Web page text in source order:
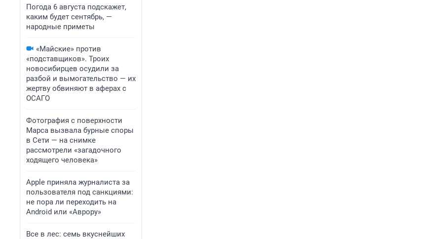
Погода 6 августа подскажет,
каким будет сентябрь, —
народные приметы
«Майские» против
«подставщиков». Троих
новосибирцев осудили за
разбой и вымогательство — их
жертву обвиняют в аферах с
ОСАГО
Фотография с поверхности
Марса вызвала бурные споры
в Сети — на снимке
рассмотрели «загадочного
ходящего человека»
Apple приняла журналиста за
пользователя под санкциями:
не пора ли переходить на
Android или «Аврору»
Все в лес: семь вкуснейших